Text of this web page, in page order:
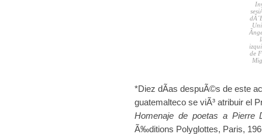
de
*Diez dÃ­as despuÃ©s de este
guatemalteco se viÃ³ atribuir el
Homenaje de poetas a Pierre
Ã‰ditions Polyglottes, Paris,